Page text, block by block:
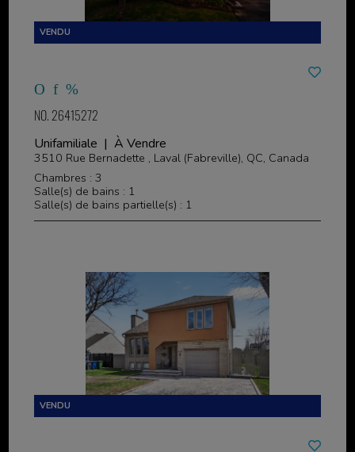
NO. 26415272
Unifamiliale | À Vendre
3510 Rue Bernadette , Laval (Fabreville), QC, Canada
Chambres : 3
Salle(s) de bains : 1
Salle(s) de bains partielle(s) : 1